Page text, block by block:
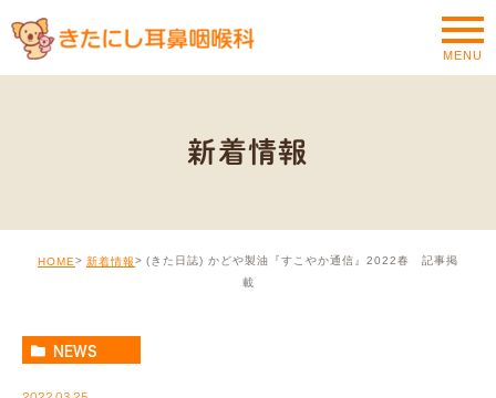
MENU
新着情報
HOME 新着情報
(きた日誌) かどや製油『すこやか通信』2022春 記事掲
載
NEWS